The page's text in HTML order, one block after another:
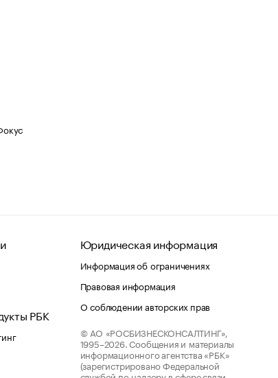
РБК
Юридическая информация
Информация об ограничениях
Правовая информация
О соблюдении авторских прав
© АО «РОСБИЗНЕСКОНСАЛТИНГ»,
1995–2026. Сообщения и материалы
информационного агентства «РБК»
(зарегистрировано Федеральной